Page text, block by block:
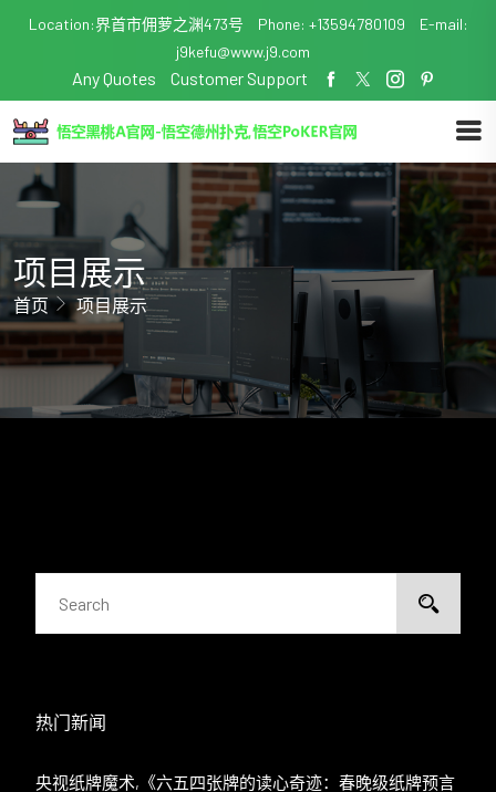
Location:界首市佣萝之渊473号 Phone: +13594780109
E-mail:
j9kefu@www.j9.com
Any Quotes Customer Support
项目展示
首页 项目展示
热门新闻
央视纸牌魔术,《六五四张牌的读心奇迹：春晚级纸牌预言